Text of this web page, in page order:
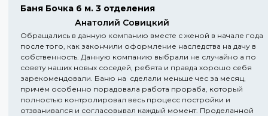
Баня Бочка 6 м. 3 отделения
Анатолий Совицкий
Обращались в данную компанию вместе с женой в начале года
после того, как закончили оформление наследства на дачу в
собственность. Данную компанию выбрали не случайно а по
совету наших новых соседей, ребята и правда хорошо себя
зарекомендовали. Баню на сделали меньше чес за месяц,
причём особенно порадовала работа прораба, который
полностью контролировал весь процесс постройки и
отзванивался и согласовывал каждый момент. Проделанной